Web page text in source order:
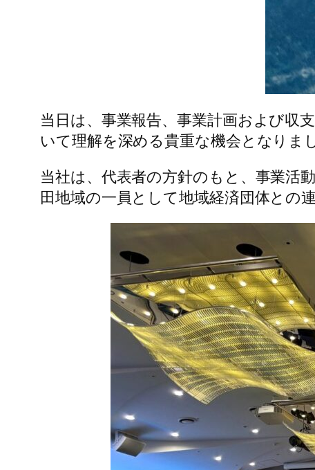
当日は、事業報告、事業計画および収
いて理解を深める貴重な機会となりまし
当社は、代表者の方針のもと、事業活
田地域の一員として地域経済団体との